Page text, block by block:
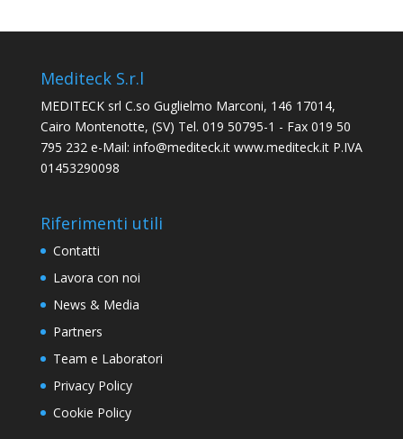
Mediteck S.r.l
MEDITECK srl C.so Guglielmo Marconi, 146 17014,
Cairo Montenotte, (SV) Tel. 019 50795-1 - Fax 019 50
795 232 e-Mail: info@mediteck.it www.mediteck.it P.IVA
01453290098
Riferimenti utili
Contatti
Lavora con noi
News & Media
Partners
Team e Laboratori
Privacy Policy
Cookie Policy